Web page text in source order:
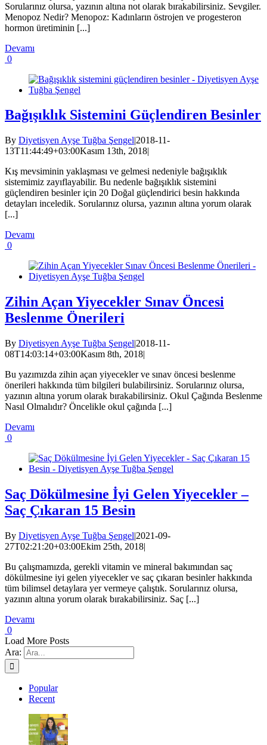
Sorularınız olursa, yazının altına not olarak bırakabilirsiniz. Sevgiler.
Menopoz Nedir? Menopoz: Kadınların östrojen ve progesteron
hormon üretiminin [...]
Devamı
0
Bağışıklık Sistemini Güçlendiren Besinler
By Diyetisyen Ayşe Tuğba Şengel|2018-11-
13T11:44:49+03:00Kasım 13th, 2018|
Kış mevsiminin yaklaşması ve gelmesi nedeniyle bağışıklık
sistemimiz zayıflayabilir. Bu nedenle bağışıklık sistemini
güçlendiren besinler için 20 Doğal güçlendirici besin hakkında
detayları inceledik. Sorularınız olursa, yazının altına yorum olarak
[...]
Devamı
0
Zihin Açan Yiyecekler Sınav Öncesi
Beslenme Önerileri
By Diyetisyen Ayşe Tuğba Şengel|2018-11-
08T14:03:14+03:00Kasım 8th, 2018|
Bu yazımızda zihin açan yiyecekler ve sınav öncesi beslenme
önerileri hakkında tüm bilgileri bulabilirsiniz. Sorularınız olursa,
yazının altına yorum olarak bırakabilirsiniz. Okul Çağında Beslenme
Nasıl Olmalıdır? Öncelikle okul çağında [...]
Devamı
0
Saç Dökülmesine İyi Gelen Yiyecekler –
Saç Çıkaran 15 Besin
By Diyetisyen Ayşe Tuğba Şengel|2021-09-
27T02:21:20+03:00Ekim 25th, 2018|
Bu çalışmamızda, gerekli vitamin ve mineral bakımından saç
dökülmesine iyi gelen yiyecekler ve saç çıkaran besinler hakkında
tüm bilimsel detaylara yer vermeye çalıştık. Sorularınız olursa,
yazının altına yorum olarak bırakabilirsiniz. Saç [...]
Devamı
0
Load More Posts
Ara:
Popular
Recent